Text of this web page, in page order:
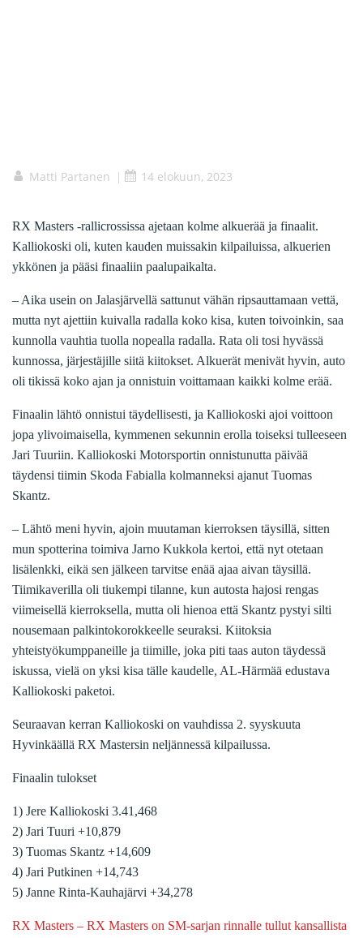
Matti Partanen | 14 elokuun, 2023
RX Masters -rallicrossissa ajetaan kolme alkuerää ja finaalit.
Kalliokoski oli, kuten kauden muissakin kilpailuissa, alkuerien
ykkönen ja pääsi finaaliin paalupaikalta.
– Aika usein on Jalasjärvellä sattunut vähän ripsauttamaan vettä,
mutta nyt ajettiin kuivalla radalla koko kisa, kuten toivoinkin, saa
kunnolla vauhtia tuolla nopealla radalla. Rata oli tosi hyvässä
kunnossa, järjestäjille siitä kiitokset. Alkuerät menivät hyvin, auto
oli tikissä koko ajan ja onnistuin voittamaan kaikki kolme erää.
Finaalin lähtö onnistui täydellisesti, ja Kalliokoski ajoi voittoon
jopa ylivoimaisella, kymmenen sekunnin erolla toiseksi tulleeseen
Jari Tuuriin. Kalliokoski Motorsportin onnistunutta päivää
täydensi tiimin Skoda Fabialla kolmanneksi ajanut Tuomas
Skantz.
– Lähtö meni hyvin, ajoin muutaman kierroksen täysillä, sitten
mun spotterina toimiva Jarno Kukkola kertoi, että nyt otetaan
lisälenkki, eikä sen jälkeen tarvitse enää ajaa aivan täysillä.
Tiimikaverilla oli tiukempi tilanne, kun autosta hajosi rengas
viimeisellä kierroksella, mutta oli hienoa että Skantz pystyi silti
nousemaan palkintokorokkeelle seuraksi. Kiitoksia
yhteistyökumppaneille ja tiimille, joka piti taas auton täydessä
iskussa, vielä on yksi kisa tälle kaudelle, AL-Härmää edustava
Kalliokoski paketoi.
Seuraavan kerran Kalliokoski on vauhdissa 2. syyskuuta
Hyvinkäällä RX Mastersin neljännessä kilpailussa.
Finaalin tulokset
1) Jere Kalliokoski 3.41,468
2) Jari Tuuri +10,879
3) Tuomas Skantz +14,609
4) Jari Putkinen +14,743
5) Janne Rinta-Kauhajärvi +34,278
RX Masters – RX Masters on SM-sarjan rinnalle tullut kansallista